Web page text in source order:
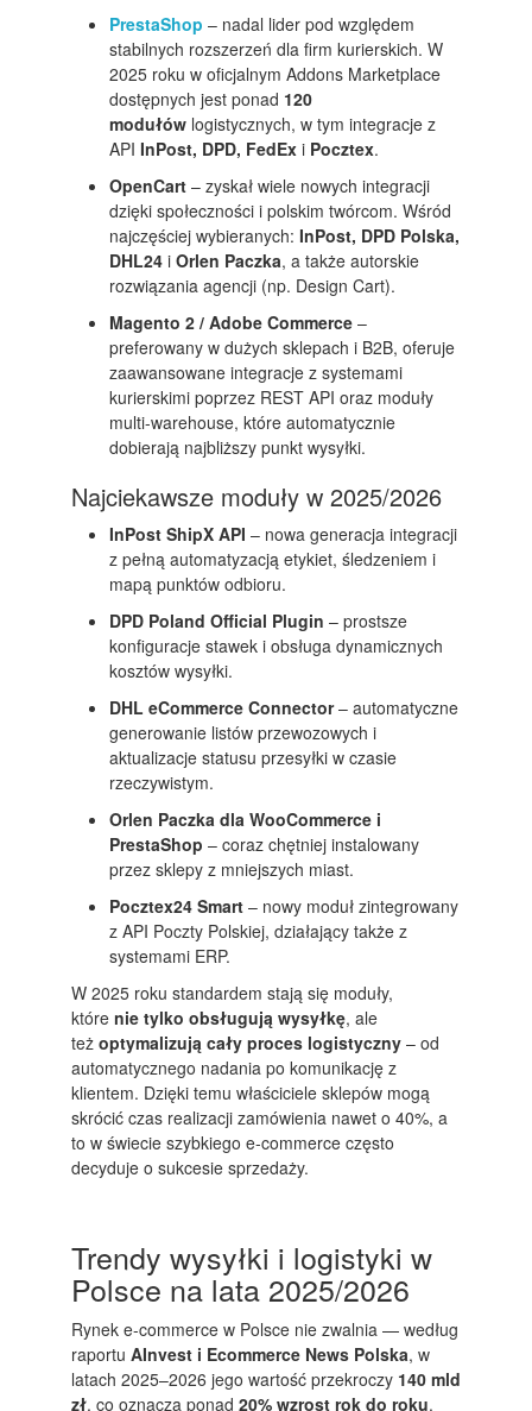
PrestaShop – nadal lider pod względem
stabilnych rozszerzeń dla firm kurierskich. W
2025 roku w oficjalnym Addons Marketplace
dostępnych jest ponad 120
modułów logistycznych, w tym integracje z
API InPost, DPD, FedEx i Pocztex.
OpenCart – zyskał wiele nowych integracji
dzięki społeczności i polskim twórcom. Wśród
najczęściej wybieranych: InPost, DPD Polska,
DHL24 i Orlen Paczka, a także autorskie
rozwiązania agencji (np. Design Cart).
Magento 2 / Adobe Commerce –
preferowany w dużych sklepach i B2B, oferuje
zaawansowane integracje z systemami
kurierskimi poprzez REST API oraz moduły
multi-warehouse, które automatycznie
dobierają najbliższy punkt wysyłki.
Najciekawsze moduły w 2025/2026
InPost ShipX API – nowa generacja integracji
z pełną automatyzacją etykiet, śledzeniem i
mapą punktów odbioru.
DPD Poland Official Plugin – prostsze
konfiguracje stawek i obsługa dynamicznych
kosztów wysyłki.
DHL eCommerce Connector– automatyczne
generowanie listów przewozowych i
aktualizacje statusu przesyłki w czasie
rzeczywistym.
Orlen Paczka dla WooCommerce i
PrestaShop – coraz chętniej instalowany
przez sklepy z mniejszych miast.
Pocztex24 Smart – nowy moduł zintegrowany
z API Poczty Polskiej, działający także z
systemami ERP.
W 2025 roku standardem stają się moduły,
które nie tylko obsługują wysyłkę, ale
też optymalizują cały proces logistyczny – od
automatycznego nadania po komunikację z
klientem. Dzięki temu właściciele sklepów mogą
skrócić czas realizacji zamówienia nawet o 40%, a
to w świecie szybkiego e-commerce często
decyduje o sukcesie sprzedaży.
Trendy wysyłki i logistyki w
Polsce na lata 2025/2026
Rynek e-commerce w Polsce nie zwalnia — według
raportu AInvest i Ecommerce News Polska, w
latach 2025–2026 jego wartość przekroczy 140 mld
zł, co oznacza ponad 20% wzrost rok do roku.